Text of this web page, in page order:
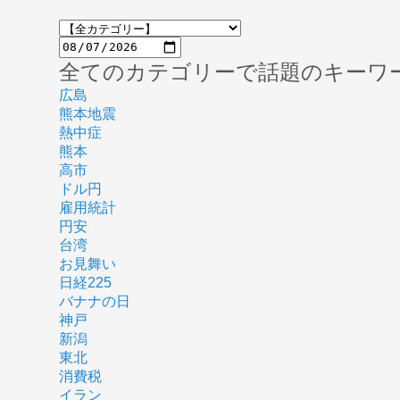
全てのカテゴリーで話題のキーワ
広島
熊本地震
熱中症
熊本
高市
ドル円
雇用統計
円安
台湾
お見舞い
日経225
バナナの日
神戸
新潟
東北
消費税
イラン